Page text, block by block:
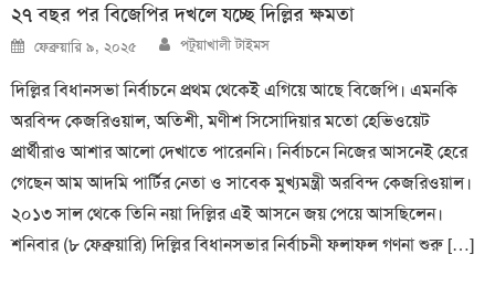
২৭ বছর পর বিজেপির দখলে যচ্ছে দিল্লির ক্ষমতা
Posted
on
ফেব্রুয়ারি ৯, ২০২৫ Author
পটুয়াখালী টাইমস
দিল্লির বিধানসভা নির্বাচনে প্রথম থেকেই এগিয়ে আছে বিজেপি। এমনকি
অরবিন্দ কেজরিওয়াল, অতিশী, মণীশ সিসোদিয়ার মতো হেভিওয়েট
প্রার্থীরাও আশার আলো দেখাতে পারেননি। নির্বাচনে নিজের আসনেই হেরে
গেছেন আম আদমি পার্টির নেতা ও সাবেক মুখ্যমন্ত্রী অরবিন্দ কেজরিওয়াল।
২০১৩ সাল থেকে তিনি নয়া দিল্লির এই আসনে জয় পেয়ে আসছিলেন।
শনিবার (৮ ফেব্রুয়ারি) দিল্লির বিধানসভার নির্বাচনী ফলাফল গণনা শুরু […]